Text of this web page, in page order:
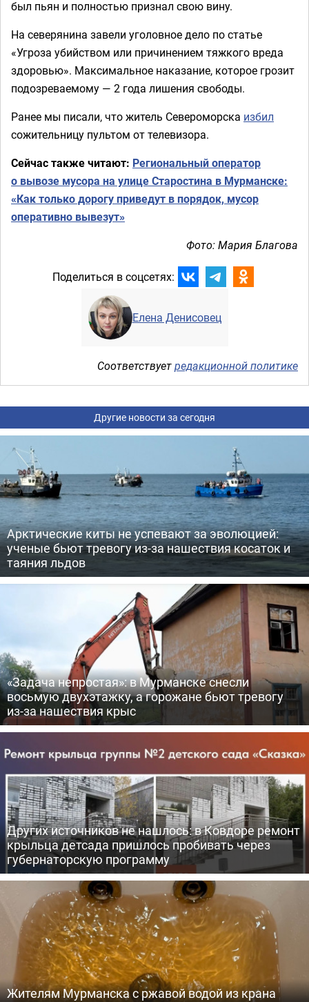
был пьян и полностью признал свою вину.
На северянина завели уголовное дело по статье
«Угроза убийством или причинением тяжкого вреда
здоровью». Максимальное наказание, которое грозит
подозреваемому — 2 года лишения свободы.
Ранее мы писали, что житель Североморска избил
сожительницу пультом от телевизора.
Сейчас также читают: Региональный оператор
о вывозе мусора на улице Старостина в Мурманске:
«Как только дорогу приведут в порядок, мусор
оперативно вывезут»
Фото: Мария Благова
Поделиться в соцсетях:
Елена Денисовец
Соответствуетредакционной политике
Другие новости за сегодня
Арктические киты не успевают за эволюцией:
ученые бьют тревогу из-за нашествия косаток и
таяния льдов
«Задача непростая»: в Мурманске снесли
восьмую двухэтажку, а горожане бьют тревогу
из-за нашествия крыс
Других источников не нашлось: в Ковдоре ремонт
крыльца детсада пришлось пробивать через
губернаторскую программу
Жителям Мурманска с ржавой водой из крана